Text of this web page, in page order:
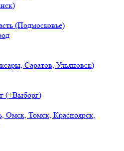
(Подмосковье)
Саратов, Ульяновск)
(+Выборг)
Омск, Томск, Красноярск,